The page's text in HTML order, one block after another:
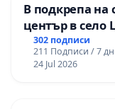
В подкрепа на
център в село
302 подписи
211 Подписи / 7
24 Jul 2026